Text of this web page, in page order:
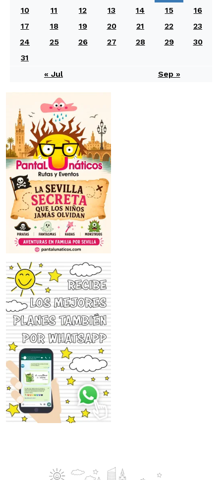
10
11 12 13 14 15
16
17
18 19 20 21 22
23
24
25 26 27 28 29
30
31
« Jul
Sep »